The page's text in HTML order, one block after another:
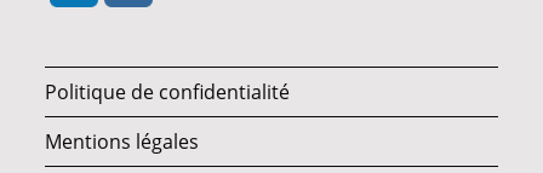
Politique de confidentialité
Mentions légales